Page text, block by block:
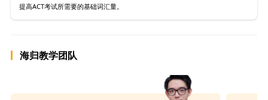
提高ACT考试所需要的基础词汇量。
海归教学团队